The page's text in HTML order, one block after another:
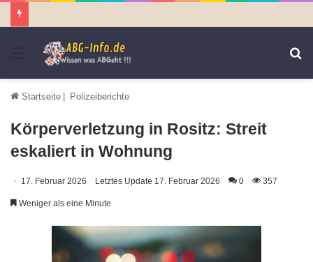
Menü
Startseite | Polizeiberichte
Körperverletzung in Rositz: Streit
eskaliert in Wohnung
17. Februar 2026 Letztes Update 17. Februar 2026 0 357
Weniger als eine Minute